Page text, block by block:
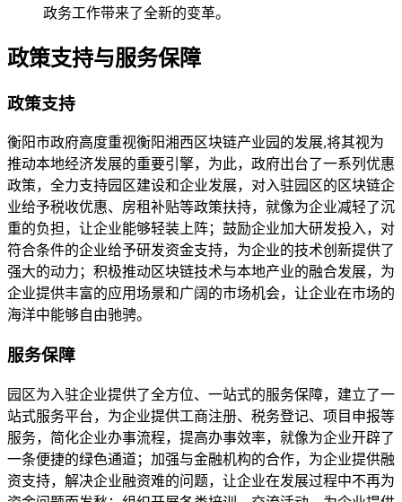
政务工作带来了全新的变革。
政策支持与服务保障
政策支持
衡阳市政府高度重视衡阳湘西区块链产业园的发展,将其视为
推动本地经济发展的重要引擎，为此，政府出台了一系列优惠
政策，全力支持园区建设和企业发展，对入驻园区的区块链企
业给予税收优惠、房租补贴等政策扶持，就像为企业减轻了沉
重的负担，让企业能够轻装上阵；鼓励企业加大研发投入，对
符合条件的企业给予研发资金支持，为企业的技术创新提供了
强大的动力；积极推动区块链技术与本地产业的融合发展，为
企业提供丰富的应用场景和广阔的市场机会，让企业在市场的
海洋中能够自由驰骋。
服务保障
园区为入驻企业提供了全方位、一站式的服务保障，建立了一
站式服务平台，为企业提供工商注册、税务登记、项目申报等
服务，简化企业办事流程，提高办事效率，就像为企业开辟了
一条便捷的绿色通道；加强与金融机构的合作，为企业提供融
资支持，解决企业融资难的问题，让企业在发展过程中不再为